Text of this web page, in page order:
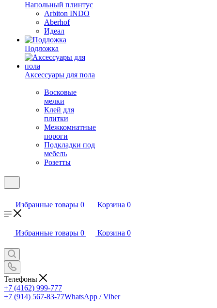
Напольный плинтус
Arbiton INDO
Aberhof
Идеал
Подложка
Аксессуары для пола
Восковые
мелки
Клей для
плитки
Межкомнатные
пороги
Подкладки под
мебель
Розетты
Избранные товары 0 Корзина 0
Избранные товары 0 Корзина 0
Телефоны
+7 (4162) 999-777
+7 (914) 567-83-77WhatsApp / Viber